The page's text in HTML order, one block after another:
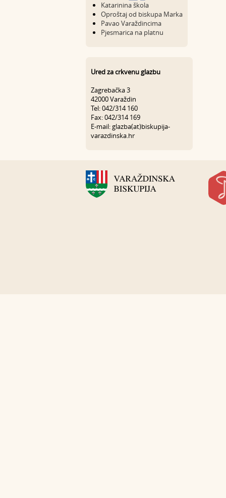
Katarinina škola
Oproštaj od biskupa Marka
Pavao Varaždincima
Pjesmarica na platnu
Ured za crkvenu glazbu
Zagrebačka 3
42000 Varaždin
Tel: 042/314 160
Fax: 042/314 169
E-mail: glazba(at)biskupija-
varazdinska.hr